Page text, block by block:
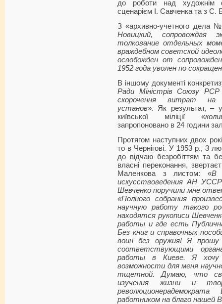
до роботи над художнім
сценарієм І. Савченка та з С.
З «архивно-учетного дела
Новицкий, сопровождая
толкование отдельных
враждебном советской
освобожден от
1952 года уволен по
В іншому документі
Ради Міністрів Союзу
скорочення витрат на
установ». Як результат, – у
київської міліції «
запропоновано в 24 години
Протягом наступних двох
то в Чернігові. У 1953 р., 3
до відчаю безробіттям та
власні переконання,
Маленкова з листом: «В
искусствоведения АН
Шевченко поручили мне
«Полного собрания
научную работу такого
находятся рукописи
работы и где есть
Без книг и справочных
воин без оружия! Я прошу
соответствующими
работы в Киеве. Я
возможности для меня
тщетной. Думаю, что
изучения жизни и
работником на благо нашей